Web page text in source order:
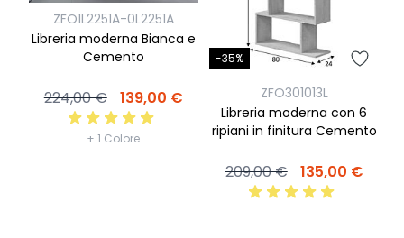
ZFO1L2251A-0L2251A
Libreria moderna Bianca e
Cemento
224,00 € 139,00 €
+ 1 Colore
-35%
ZFO301013L
Libreria moderna con 6
ripiani in finitura Cemento
209,00 € 135,00 €